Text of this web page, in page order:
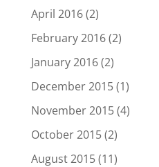
April 2016(2)
February 2016(2)
January 2016(2)
December 2015(1)
November 2015(4)
October 2015(2)
August 2015(11)